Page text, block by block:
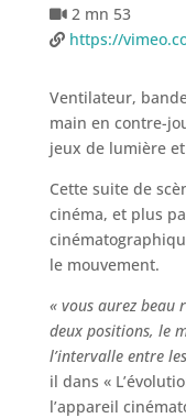
2 mn 53
https://
Ventilateur,
main en contre-
jeux de lumière
Cette suite de
cinéma, et plus
le mouvement.
« vous aurez beau
deux positions, le
l’intervalle entre
il dans «
l’appareil